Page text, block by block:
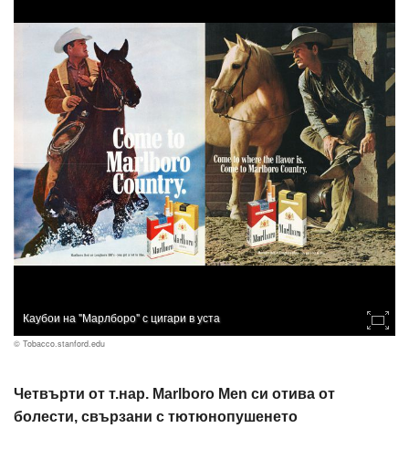
Каубои на "Марлборо" с цигари в уста
© Tobacco.stanford.edu
Четвърти от т.нар. Marlboro Men си отива от
болести, свързани с тютюнопушенето